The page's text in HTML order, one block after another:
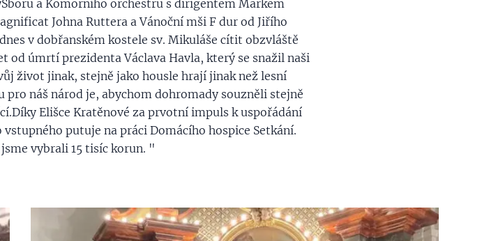
a Komorního orchestru s dirigentem Markem
Johna Ruttera a Vánoční mši F dur od Jiřího
v dobřanském kostele sv. Mikuláše cítit obzvláště
od úmrtí prezidenta Václava Havla, který se snažil naši
život jinak, stejně jako housle hrají jinak než lesní
náš národ je, abychom dohromady souzněli stejně
Elišce Kratěnové za prvotní impuls k uspořádání
putuje na práci Domácího hospice Setkání.
vybrali 15 tisíc korun. "